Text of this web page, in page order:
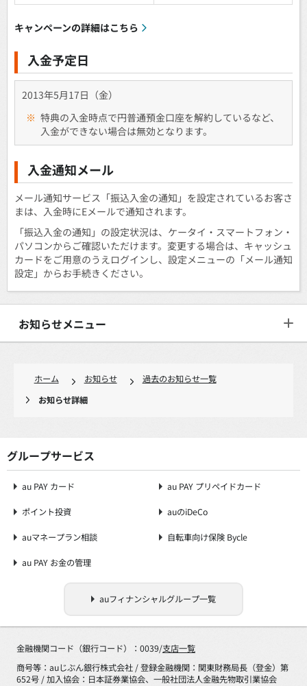
キャンペーンの詳細はこちら
入金予定日
2013年5月17日（金）
※ 特典の入金時点で円普通預金口座を解約しているなど、
入金ができない場合は無効となります。
入金通知メール
メール通知サービス「振込入金の通知」を設定されているお客さ
まは、入金時にEメールで通知されます。
「振込入金の通知」の設定状況は、ケータイ・スマートフォン・
パソコンからご確認いただけます。変更する場合は、キャッシュ
カードをご用意のうえログインし、設定メニューの「メール通知
設定」からお手続きください。
お知らせメニュー
ホーム お知らせ
過去のお知らせ一覧
お知らせ詳細
グループサービス
au PAY カード au PAY プリペイドカード
ポイント投資 auのiDeCo
auマネープラン相談 自転車向け保険 Bycle
au PAY お金の管理
auフィナンシャルグループ一覧
金融機関コード（銀行コード）：0039/支店一覧
商号等：auじぶん銀行株式会社 / 登録金融機関：関東財務局長（登金）第
652号 / 加入協会：日本証券業協会、一般社団法人金融先物取引業協会